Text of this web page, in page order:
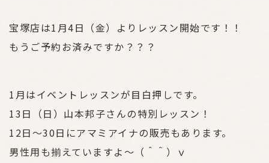
宝塚店は1月4日（金）よりレッスン開始です！！
もうご予約お済みですか？？？
1月はイベントレッスンが目白押しです。
13日（日）山本邦子さんの特別レッスン！
12日～30日にアマミアイナの販売もあります。
男性用も揃えていますよ～（＾＾）ｖ